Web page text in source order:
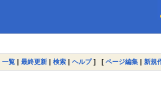
一覧 | 最終更新 | 検索 | ヘルプ] [ ページ編集 | 新規